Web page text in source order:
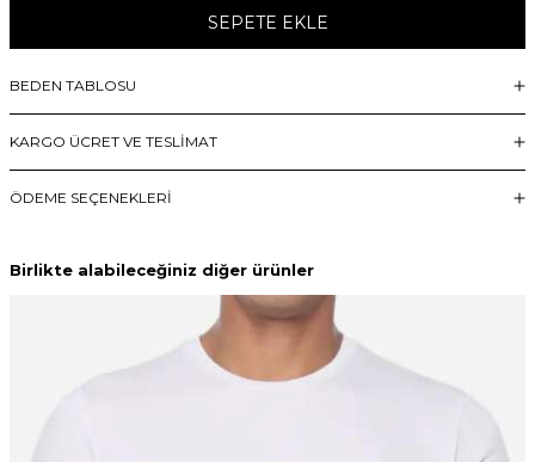
SEPETE EKLE
BEDEN TABLOSU
KARGO ÜCRET VE TESLİMAT
ÖDEME SEÇENEKLERI
Birlikte alabileceğiniz diğer ürünler